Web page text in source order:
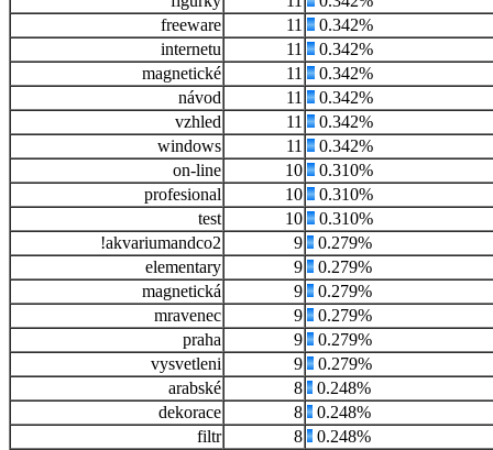
freeware
11
0.342%
internetu
11
0.342%
magnetické
11
0.342%
návod
11
0.342%
vzhled
11
0.342%
windows
11
0.342%
on-line
10
0.310%
profesional
10
0.310%
test
10
0.310%
!akvariumandco2
9
0.279%
elementary
9
0.279%
magnetická
9
0.279%
mravenec
9
0.279%
praha
9
0.279%
vysvetleni
9
0.279%
arabské
8
0.248%
dekorace
8
0.248%
filtr
8
0.248%